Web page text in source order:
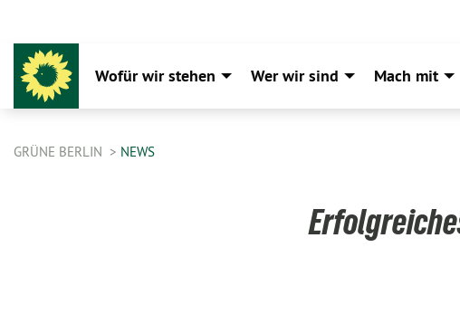
Wofür wir stehen Wer wir sind Mach mit
GRÜNE BERLIN NEWS